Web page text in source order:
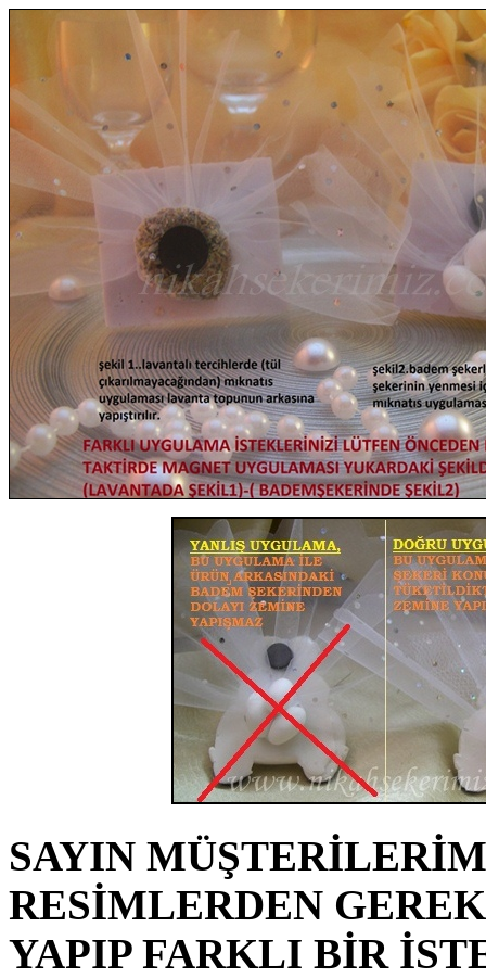
SAYIN
RESİMLERDEN
YAPIP FARKLI BİR